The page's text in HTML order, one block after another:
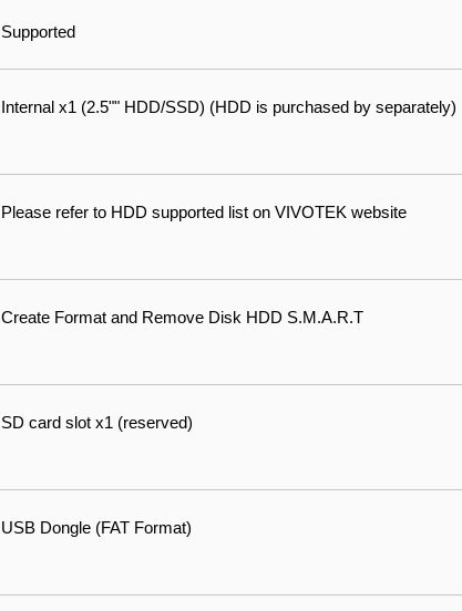
Supported
Internal x1 (2.5"" HDD/SSD) (HDD is purchased by separately)
Please refer to HDD supported list on VIVOTEK website
Create Format and Remove Disk HDD S.M.A.R.T
SD card slot x1 (reserved)
USB Dongle (FAT Format)